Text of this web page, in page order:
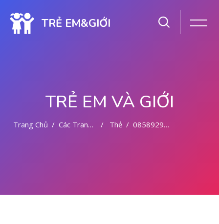
TRẺ EM&GIỚI
TRẺ EM VÀ GIỚI
Trang Chủ Các Trang Của Hệ Thống Thẻ 085892942094 OBAT ABORSI 6 BULAN